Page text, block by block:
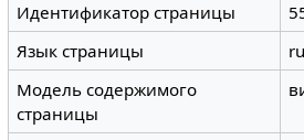
Идентификатор страницы
Язык страницы
Модель содержимого
страницы